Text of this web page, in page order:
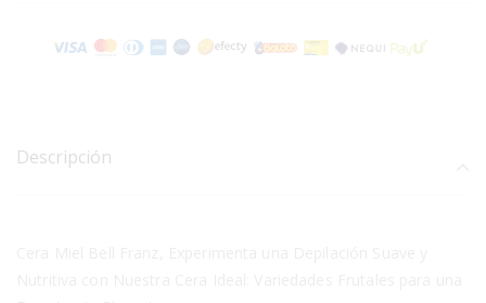
Descripción